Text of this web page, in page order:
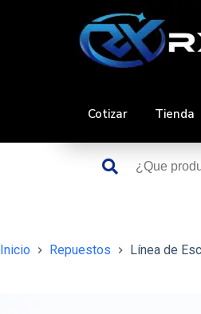
Cotizar Tienda
Inicio Repuestos Línea de